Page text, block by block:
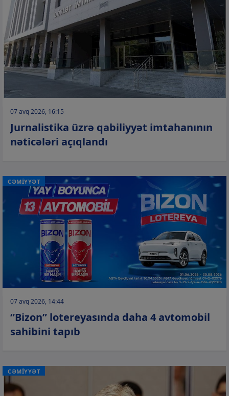
07 avq 2026, 16:15
Jurnalistika üzrə qabiliyyət imtahanının
nəticələri açıqlandı
CƏMİYYƏT
07 avq 2026, 14:44
“Bizon” lotereyasında daha 4 avtomobil
sahibini tapıb
CƏMİYYƏT